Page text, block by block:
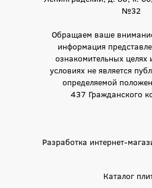
№32
Обращаем ваше
информация
ознакомительных целях
условиях не является
определяемой
437 Гражданского
Разработка интернет-
Каталог